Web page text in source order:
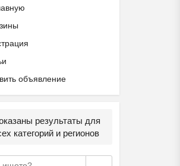
объявление
результаты для
категорий и регионов